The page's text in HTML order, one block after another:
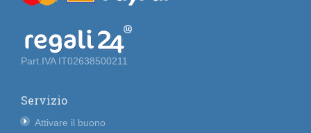
Part.IVA IT02638500211
Servizio
Attivare il buono